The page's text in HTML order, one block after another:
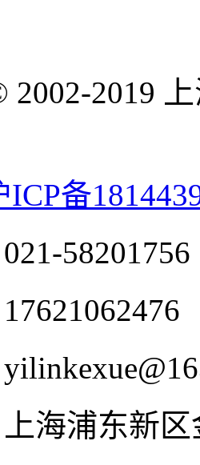
2002-2019
ICP备
58201756
海浦东新区